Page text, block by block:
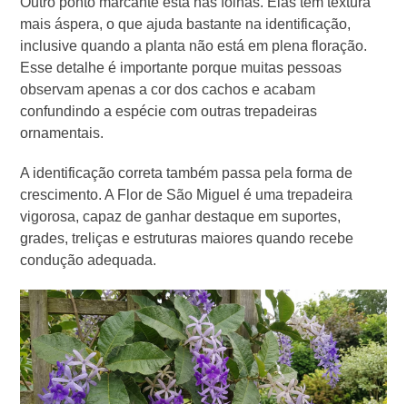
mais áspera, o que ajuda bastante na identificação,
inclusive quando a planta não está em plena floração.
Esse detalhe é importante porque muitas pessoas
observam apenas a cor dos cachos e acabam
confundindo a espécie com outras trepadeiras
ornamentais.
A identificação correta também passa pela forma de
crescimento. A Flor de São Miguel é uma trepadeira
vigorosa, capaz de ganhar destaque em suportes,
grades, treliças e estruturas maiores quando recebe
condução adequada.